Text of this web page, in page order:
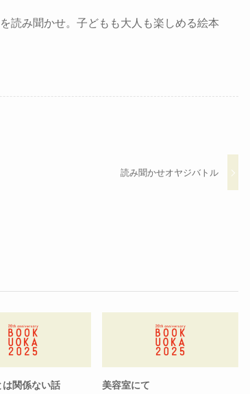
読み聞かせ。子どもも大人も楽しめる絵本
読み聞かせオヤジバトル
は関係ない話 美容室にて